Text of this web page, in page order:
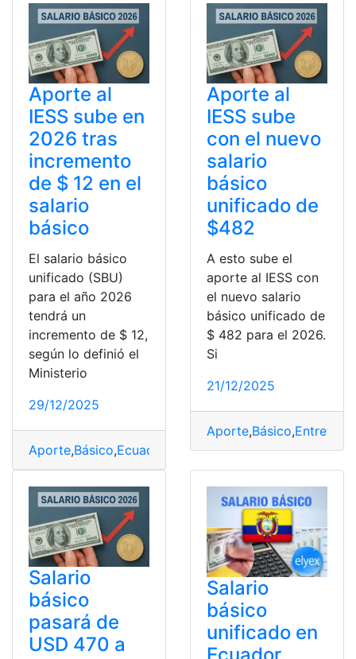
Aporte al
IESS sube en
2026 tras
incremento
de $ 12 en el
salario
básico
El salario básico
unificado (SBU)
para el año 2026
tendrá un
incremento de $ 12,
según lo definió el
Ministerio
29/12/2025
Aporte,Básico,Ecuador Entretenimiento,IESS,
Aporte al
IESS sube
con el nuevo
salario
básico
unificado de
$482
A esto sube el
aporte al IESS con
el nuevo salario
básico unificado de
$ 482 para el 2026.
Si
21/12/2025
Aporte,Básico,
Salario
básico
pasará de
USD 470 a
Salario
básico
unificado en